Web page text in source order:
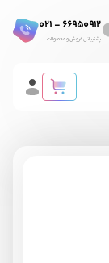
66950912 - 021
پشتیبانی فروش و محصولات